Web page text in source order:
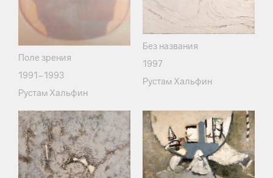
Поле зрения
1991–1993
Рустам Хальфин
Без названия
1997
Рустам Хальфин